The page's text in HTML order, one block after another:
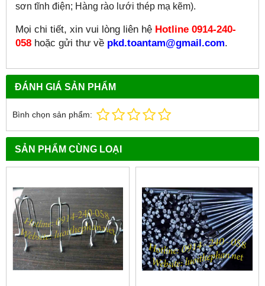
sơn tĩnh điện; Hàng rào lưới thép mạ kẽm).
Mọi chi tiết, xin vui lòng liên hệ Hotline 0914-240-
058 hoặc gửi thư về pkd.toantam@gmail.com.
ĐÁNH GIÁ SẢN PHẨM
Bình chọn sản phẩm:
SẢN PHẨM CÙNG LOẠI